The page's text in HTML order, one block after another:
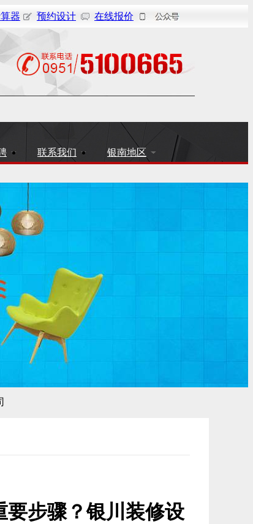
器 预约设计 在线报价
联系我们 银南地区
步骤？银川装修设